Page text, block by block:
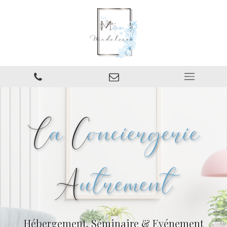
La Conciergerie
Autrement
Hébergement, Séminaire & Evénement